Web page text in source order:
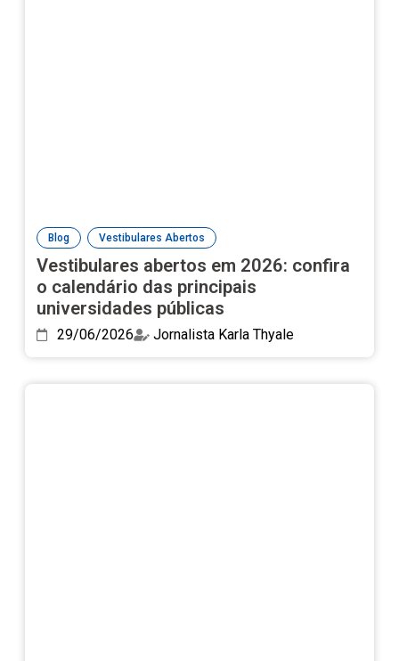
Blog , Vestibulares Abertos
Vestibulares abertos em 2026: confira
o calendário das principais
universidades públicas
29/06/2026 Jornalista Karla Thyale